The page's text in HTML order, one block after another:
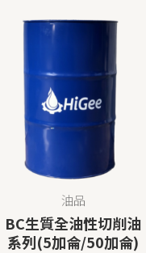
油品
BC生質全油性切削油
系列(5加侖/50加侖)